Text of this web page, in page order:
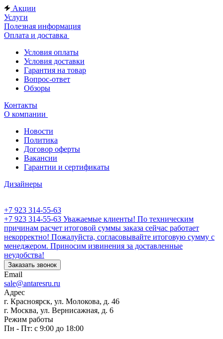
Акции
Услуги
Полезная информация
Оплата и доставка
Условия оплаты
Условия доставки
Гарантия на товар
Вопрос-ответ
Обзоры
Контакты
О компании
Новости
Политика
Договор оферты
Вакансии
Гарантии и сертификаты
Дизайнеры
+7 923 314-55-63
+7 923 314-55-63 Уважаемые клиенты! По техническим
причинам расчет итоговой суммы заказа сейчас работает
некорректно! Пожалуйста, согласовывайте итоговую сумму с
менеджером. Приносим извинения за доставленные
неудобства!
Заказать звонок
Email
sale@antaresru.ru
Адрес
г. Красноярск, ул. Молокова, д. 46
г. Москва, ул. Вернисажная, д. 6
Режим работы
Пн - Пт: с 9:00 до 18:00